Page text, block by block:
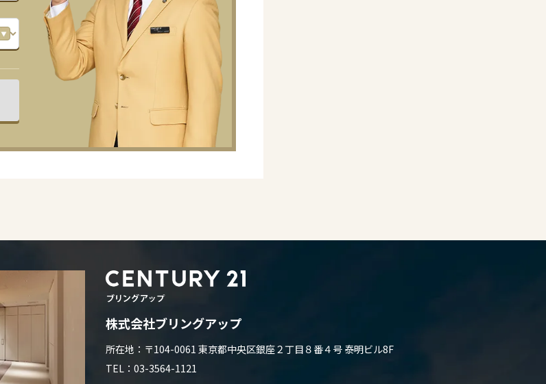
株式会社ブリングアップ
所在地：〒104-0061 東京都中央区銀座２丁目８番４号 泰明ビル8F
TEL：03-3564-1121